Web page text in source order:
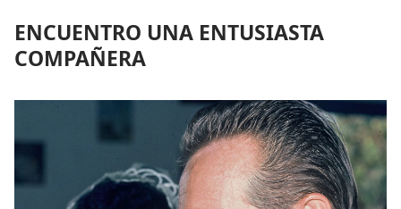
ENCUENTRO UNA ENTUSIASTA
COMPAÑERA